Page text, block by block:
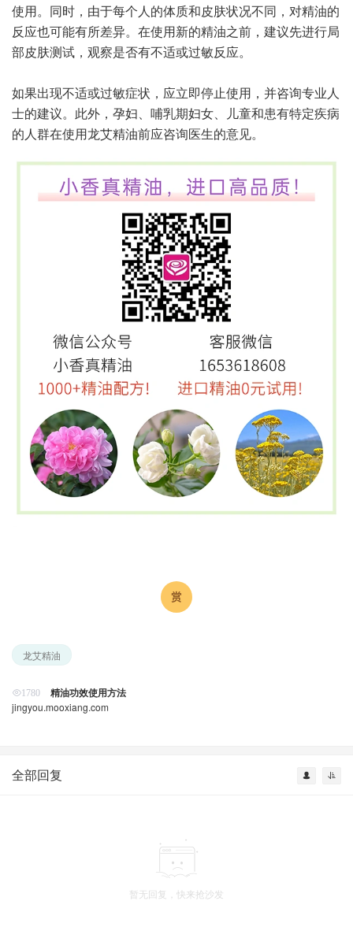
使用。同时，由于每个人的体质和皮肤状况不同，对精油的
反应也可能有所差异。在使用新的精油之前，建议先进行局
部皮肤测试，观察是否有不适或过敏反应。
如果出现不适或过敏症状，应立即停止使用，并咨询专业人
士的建议。此外，孕妇、哺乳期妇女、儿童和患有特定疾病
的人群在使用龙艾精油前应咨询医生的意见。
龙艾精油
1780 精油功效使用方法
jingyou.mooxiang.com
全部回复
暂无回复，快来抢沙发